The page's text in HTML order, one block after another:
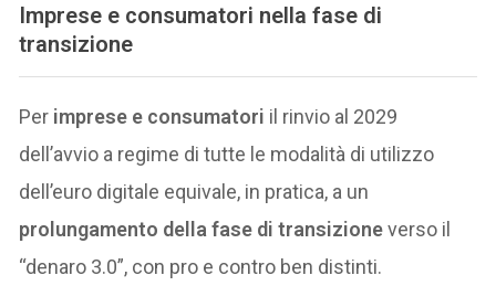
Imprese e consumatori nella fase di
transizione
Per imprese e consumatori il rinvio al 2029
dell’avvio a regime di tutte le modalità di utilizzo
dell’euro digitale equivale, in pratica, a un
prolungamento della fase di transizioneverso il
“denaro 3.0”, con pro e contro ben distinti.